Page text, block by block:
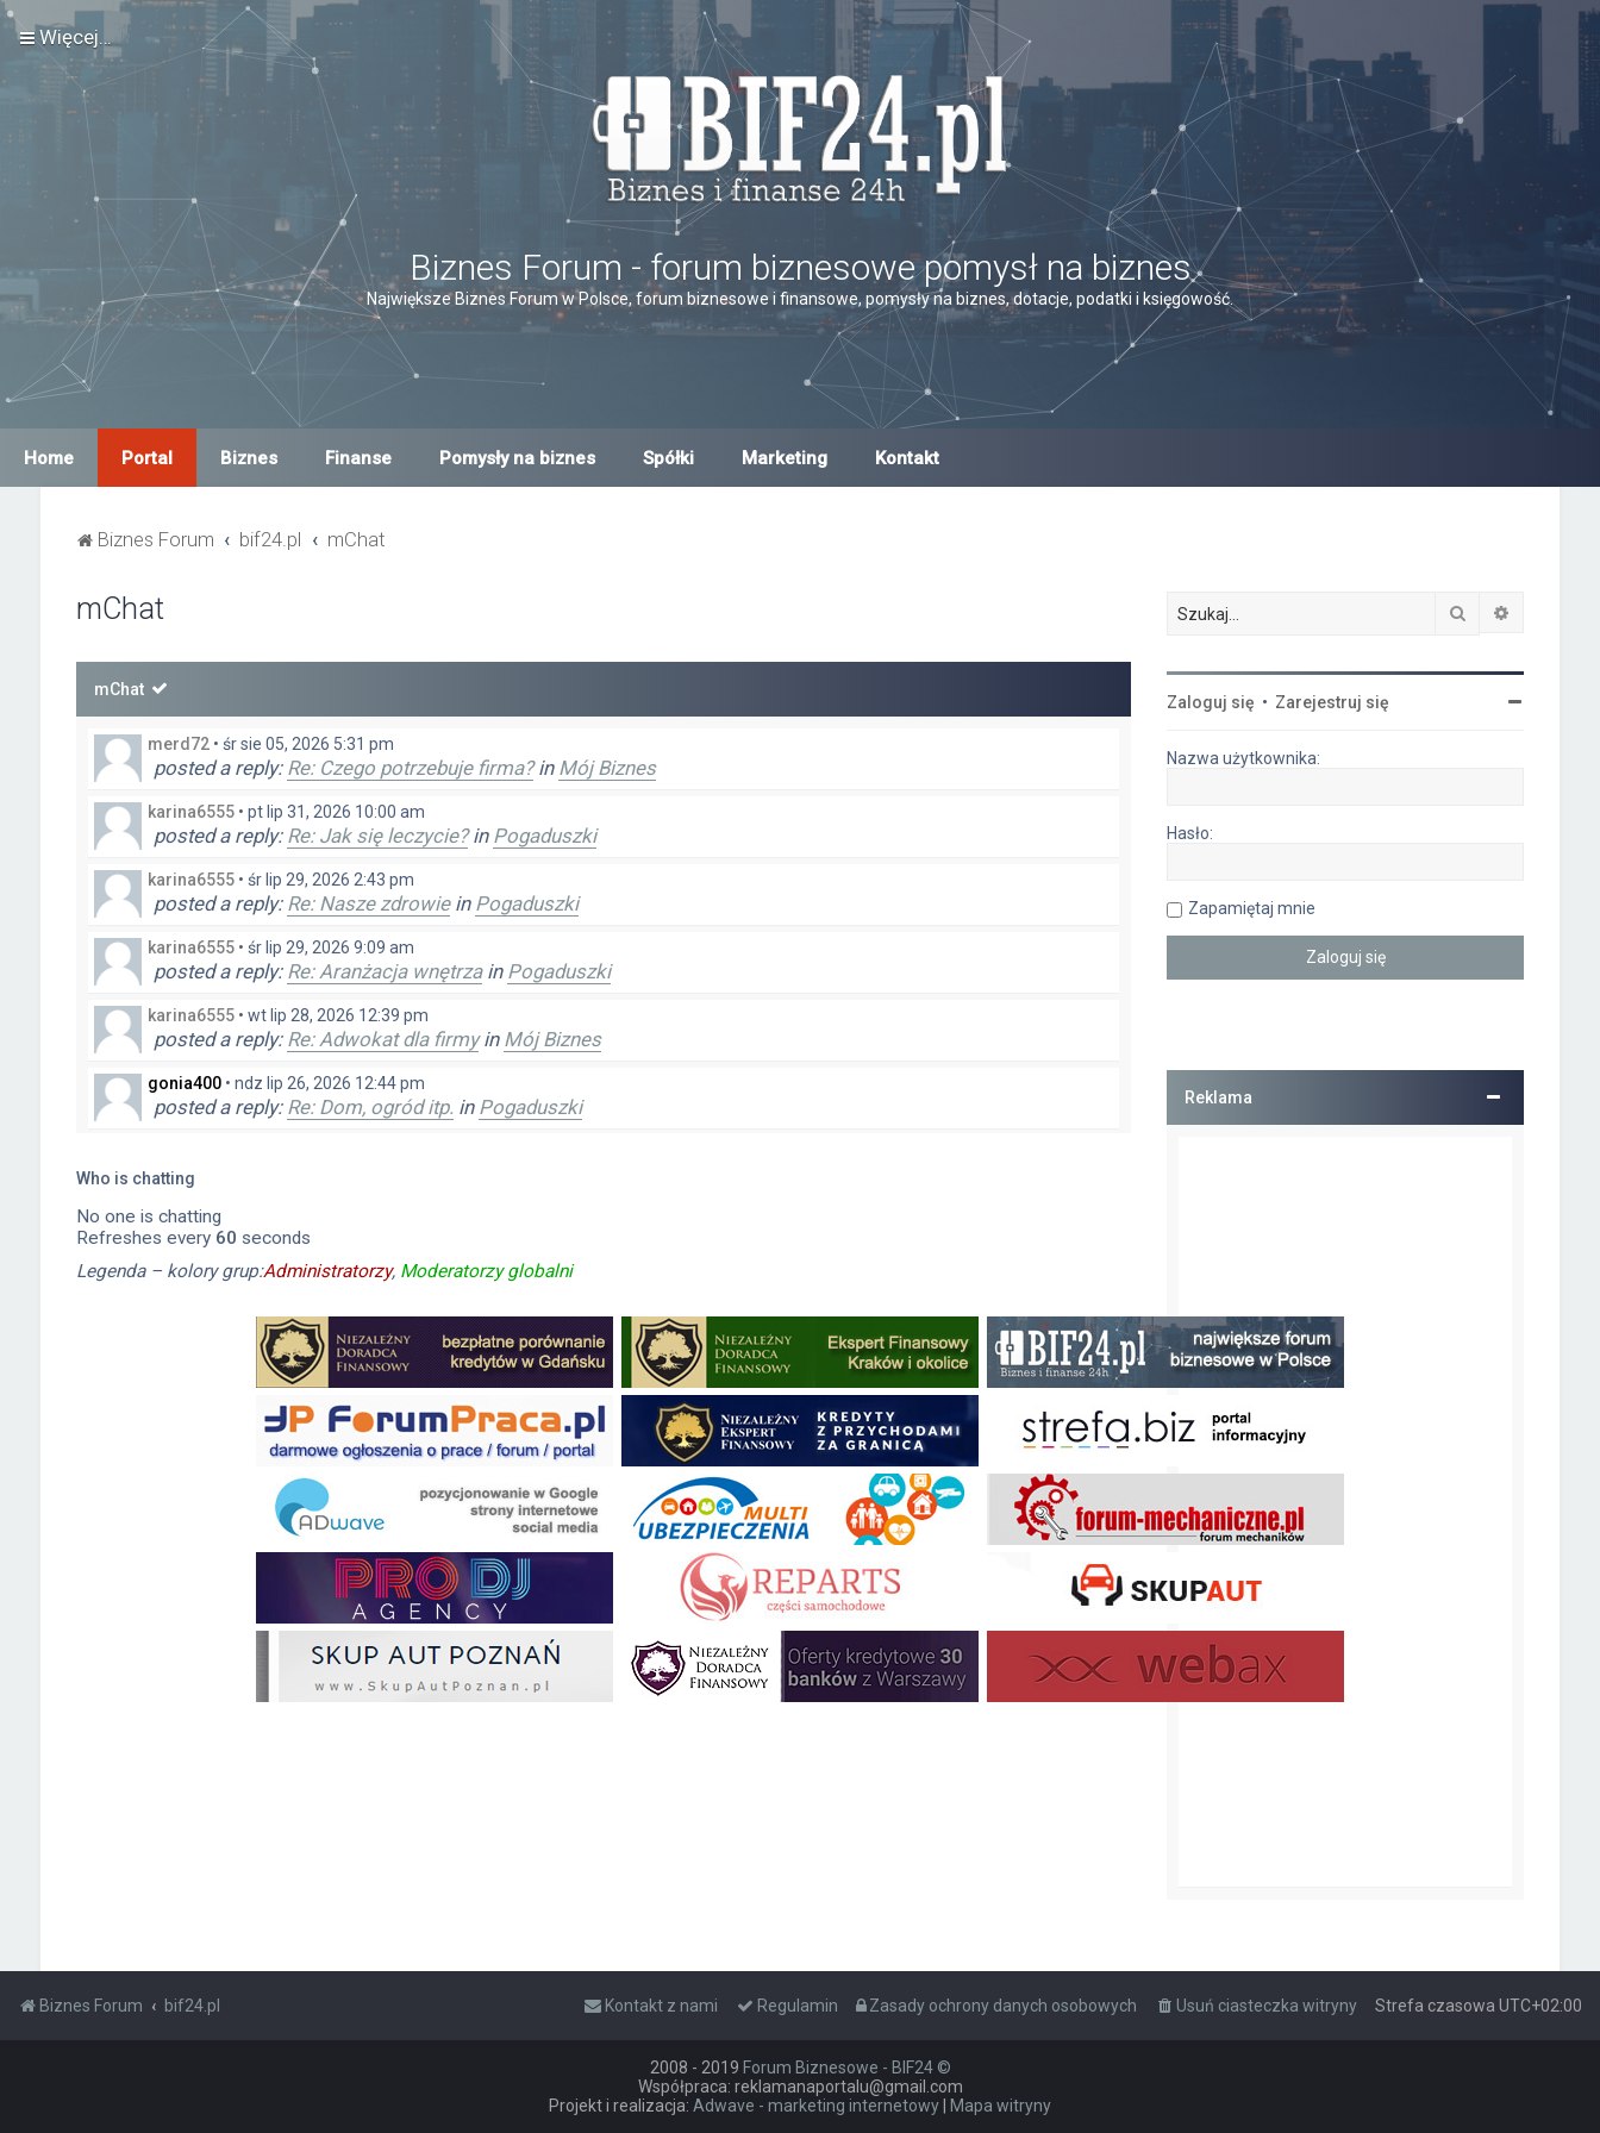
Więcej…
Biznes Forum - forum biznesowe pomysł na biznes
Największe Biznes Forum w Polsce, forum biznesowe i finansowe, pomysły na biznes, dotacje, podatki i księgowość.
Home Portal Biznes Finanse Pomysły na biznes Spółki Marketing Kontakt
Biznes Forum bif24.pl mChat
mChat
mChat
merd72• śr sie 05, 2026 5:31 pm
posted a reply: Re: Czego potrzebuje firma?in Mój Biznes
karina6555• pt lip 31, 2026 10:00 am
posted a reply: Re: Jak się leczycie?in Pogaduszki
karina6555• śr lip 29, 2026 2:43 pm
posted a reply: Re: Nasze zdrowiein Pogaduszki
karina6555• śr lip 29, 2026 9:09 am
posted a reply: Re: Aranżacja wnętrzain Pogaduszki
karina6555• wt lip 28, 2026 12:39 pm
posted a reply: Re: Adwokat dla firmyin Mój Biznes
gonia400• ndz lip 26, 2026 12:44 pm
posted a reply: Re: Dom, ogród itp. in Pogaduszki
posted a reply:
Danuśka•
posted a reply:Re: Prezenty
Danuśka •pn kwie 27, 2026 10:34 am
posted a reply:Re: prezent dla facetainPomysł na biznes
wt kwie 14, 2026 11:01 am
posted a reply:Re: Oszczędzanie na emeryturę - Wasze sposobyinBanki i instytucje finansowe
Who is chatting
No one is chatting
Refreshes every 60 seconds
Legenda – kolory grup:Administratorzy, Moderatorzy globalni
Szukaj
Zaloguj się • Zarejestruj się
Nazwa użytkownika:
Hasło:
Zapamiętaj mnie
Reklama
Biznes Forum bif24.pl Strefa czasowa UTC+02:00
Usuń ciasteczka witryny
Zasady ochrony danych osobowych
Regulamin
Kontakt z nami
2008 - 2019 Forum Biznesowe - BIF24 ©
Współpraca: reklamanaportalu@gmail.com
Projekt i realizacja: Adwave - marketing internetowy Mapa witryny